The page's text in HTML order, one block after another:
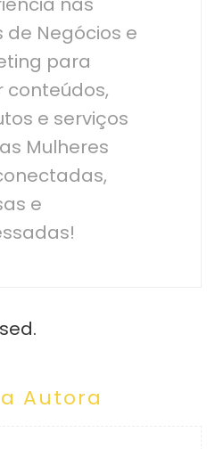
de Negócios e
para
conteúdos,
e serviços
Mulheres
e
Autora